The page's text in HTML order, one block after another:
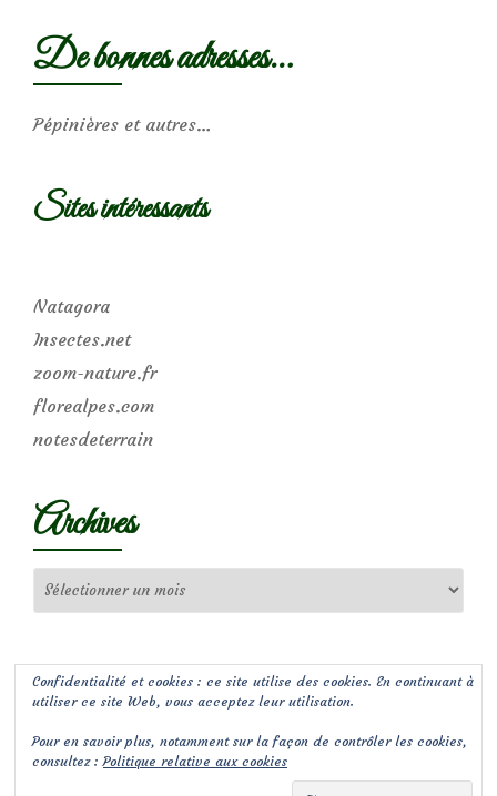
De bonnes adresses…
Pépinières et autres…
Sites intéressants
Natagora
Insectes.net
zoom-nature.fr
florealpes.com
notesdeterrain
Archives
Confidentialité et cookies : ce site utilise des cookies. En continuant à
utiliser ce site Web, vous acceptez leur utilisation.
Pour en savoir plus, notamment sur la façon de contrôler les cookies,
consultez :Politique relative aux cookies